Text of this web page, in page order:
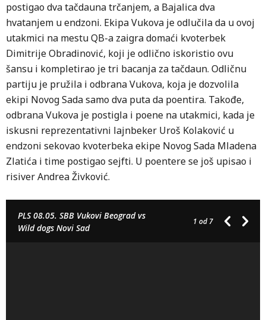
postigao dva tačdauna trčanjem, a Bajalica dva
hvatanjem u endzoni. Ekipa Vukova je odlučila da u ovoj
utakmici na mestu QB-a zaigra domaći kvoterbek
Dimitrije Obradinović, koji je odlično iskoristio ovu
šansu i kompletirao je tri bacanja za tačdaun. Odličnu
partiju je pružila i odbrana Vukova, koja je dozvolila
ekipi Novog Sada samo dva puta da poentira. Takođe,
odbrana Vukova je postigla i poene na utakmici, kada je
iskusni reprezentativni lajnbeker Uroš Kolaković u
endzoni sekovao kvoterbeka ekipe Novog Sada Mladena
Zlatića i time postigao sejfti. U poentere se još upisao i
risiver Andrea Živković.
PLS 08.05. SBB Vukovi Beograd vs
Wild dogs Novi Sad
1 od 7